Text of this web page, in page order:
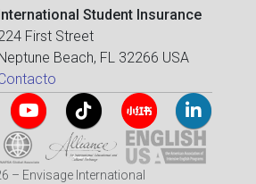
Student Insurance
First Street
Beach, FL 32266 USA
– Envisage International